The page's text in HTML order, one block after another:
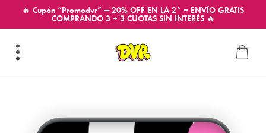
🔥 Cupón “Promodvr” — 20% OFF EN LA 2° + ENVÍO GRATIS
COMPRANDO 3 + 3 CUOTAS SIN INTERÉS 🔥